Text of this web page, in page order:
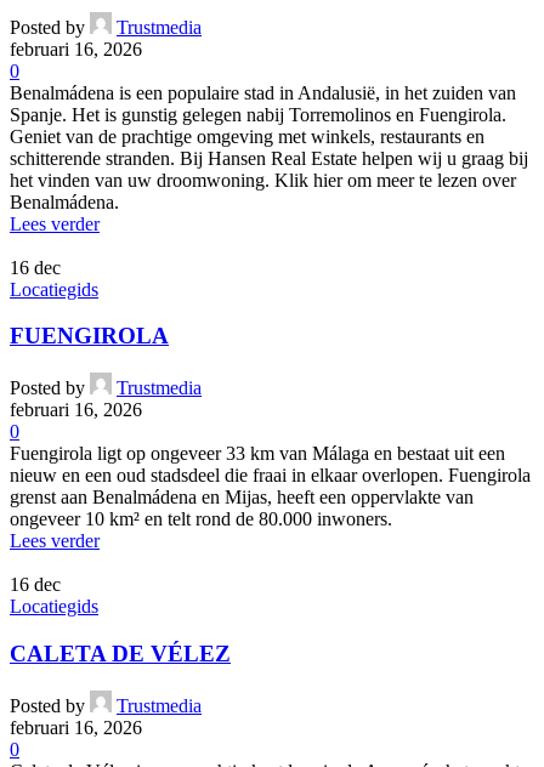
Posted by
Trustmedia
februari 16, 2026
0
Benalmádena is een populaire stad in Andalusië, in het zuiden van
Spanje. Het is gunstig gelegen nabij Torremolinos en Fuengirola.
Geniet van de prachtige omgeving met winkels, restaurants en
schitterende stranden. Bij Hansen Real Estate helpen wij u graag bij
het vinden van uw droomwoning. Klik hier om meer te lezen over
Benalmádena.
Lees verder
16 dec
Locatiegids
FUENGIROLA
Posted by
Trustmedia
februari 16, 2026
0
Fuengirola ligt op ongeveer 33 km van Málaga en bestaat uit een
nieuw en een oud stadsdeel die fraai in elkaar overlopen. Fuengirola
grenst aan Benalmádena en Mijas, heeft een oppervlakte van
ongeveer 10 km² en telt rond de 80.000 inwoners.
Lees verder
16 dec
Locatiegids
CALETA DE VÉLEZ
Posted by
Trustmedia
februari 16, 2026
0